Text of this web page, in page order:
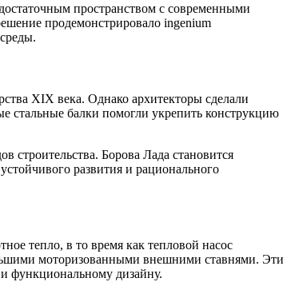
пространством с современными
продемонстрировало ingenium
XIX века. Однако архитекторы сделали
стальные балки помогли укрепить конструкцию
строительства. Борова Лада становится
развития и рационального
тепло, в то время как тепловой насос
моторизованными внешними ставнями. Эти
функциональному дизайну.